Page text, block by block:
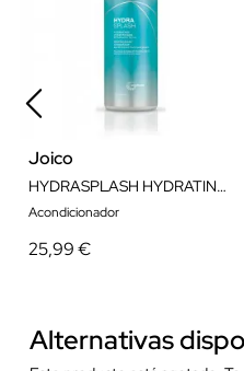
Joico
HYDRASPLASH HYDRATING CONDITIONER 1000ML
Acondicionador
25,99 €
Alternativas